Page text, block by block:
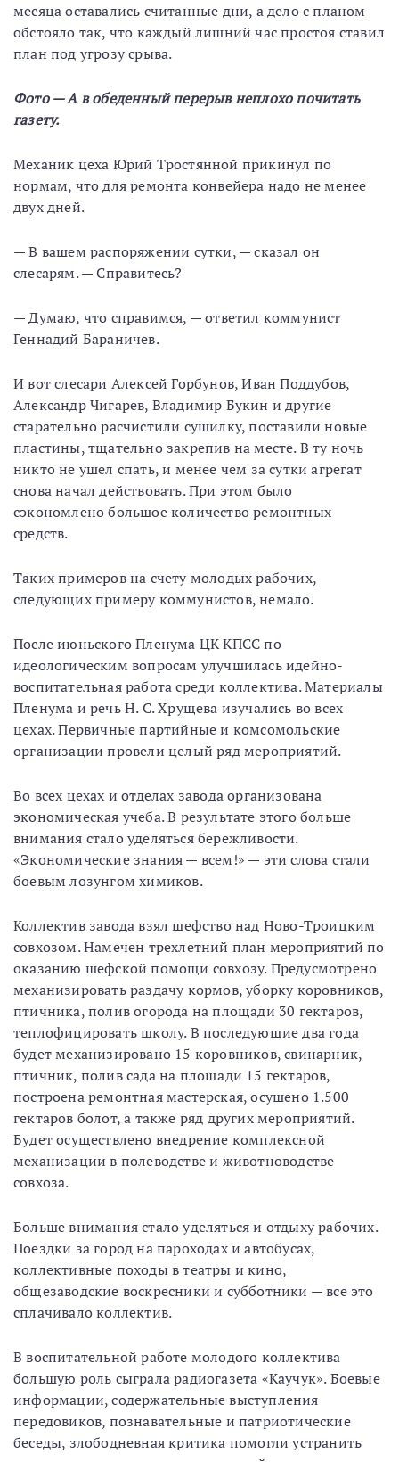
месяца оставались считанные дни, а дело с планом
обстояло так, что каждый лишний час простоя ставил
план под угрозу срыва.
Фото — А в обеденный перерыв неплохо почитать
газету.
Механик цеха Юрий Тростянной прикинул по
нормам, что для ремонта конвейера надо не менее
двух дней.
— В вашем распоряжении сутки, — сказал он
слесарям. — Справитесь?
— Думаю, что справимся, — ответил коммунист
Геннадий Бараничев.
И вот слесари Алексей Горбунов, Иван Поддубов,
Александр Чигарев, Владимир Букин и другие
старательно расчистили сушилку, поставили новые
пластины, тщательно закрепив на месте. В ту ночь
никто не ушел спать, и менее чем за сутки агрегат
снова начал действовать. При этом было
сэкономлено большое количество ремонтных
средств.
Таких примеров на счету молодых рабочих,
следующих примеру коммунистов, немало.
После июньского Пленума ЦК КПСС по
идеологическим вопросам улучшилась идейно-
воспитательная работа среди коллектива. Материалы
Пленума и речь Н. С. Хрущева изучались во всех
цехах. Первичные партийные и комсомольские
организации провели целый ряд мероприятий.
Во всех цехах и отделах завода организована
экономическая учеба. В результате этого больше
внимания стало уделяться бережливости.
«Экономические знания — всем!» — эти слова стали
боевым лозунгом химиков.
Коллектив завода взял шефство над Ново-Троицким
совхозом. Намечен трехлетний план мероприятий по
оказанию шефской помощи совхозу. Предусмотрено
механизировать раздачу кормов, уборку коровников,
птичника, полив огорода на площади 30 гектаров,
теплофицировать школу. В последующие два года
будет механизировано 15 коровников, свинарник,
птичник, полив сада на площади 15 гектаров,
построена ремонтная мастерская, осушено 1.500
гектаров болот, а также ряд других мероприятий.
Будет осуществлено внедрение комплексной
механизации в полеводстве и животноводстве
совхоза.
Больше внимания стало уделяться и отдыху рабочих.
Поездки за город на пароходах и автобусах,
коллективные походы в театры и кино,
общезаводские воскресники и субботники — все это
сплачивало коллектив.
В воспитательной работе молодого коллектива
большую роль сыграла радиогазета «Каучук». Боевые
информации, содержательные выступления
передовиков, познавательные и патриотические
беседы, злободневная критика помогли устранить